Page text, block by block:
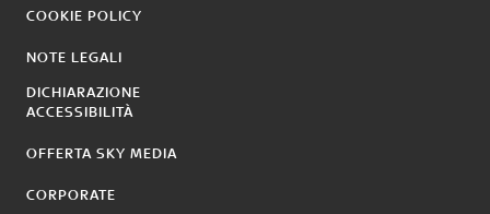
COOKIE POLICY
NOTE LEGALI
DICHIARAZIONE
ACCESSIBILITÀ
OFFERTA SKY MEDIA
CORPORATE